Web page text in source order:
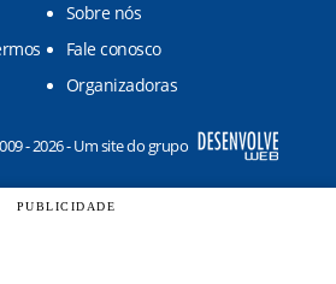
Sobre nós
Fale conosco
Organizadoras
- 2026 - Um site do grupo
PUBLICIDADE